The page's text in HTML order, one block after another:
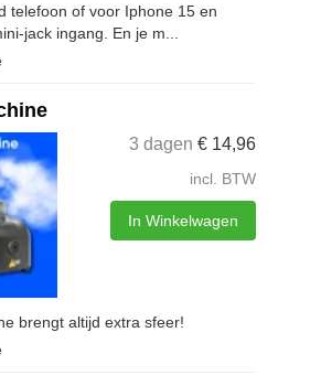
telefoon of voor Iphone 15 en
jack ingang. En je m...
3 dagen € 14,96
incl. BTW
In Winkelwagen
brengt altijd extra sfeer!